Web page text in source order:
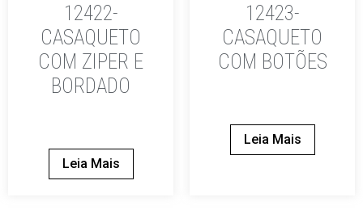
12422-
CASAQUETO
COM ZIPER E
BORDADO
Leia Mais
12423-
CASAQUETO
COM BOTÕES
Leia Mais